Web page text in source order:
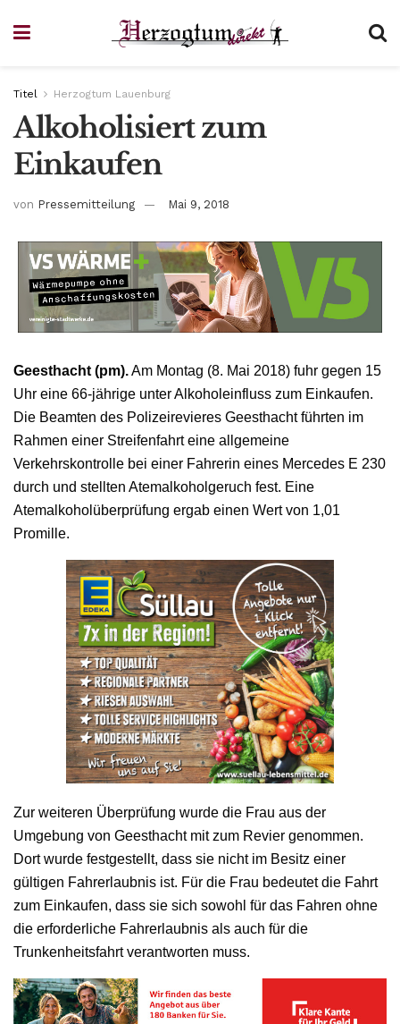
Titel Herzogtum Lauenburg
Alkoholisiert zum
Einkaufen
von Pressemitteilung Mai 9, 2018
Geesthacht (pm).Am Montag (8. Mai 2018) fuhr gegen 15
Uhr eine 66-jährige unter Alkoholeinfluss zum Einkaufen.
Die Beamten des Polizeirevieres Geesthacht führten im
Rahmen einer Streifenfahrt eine allgemeine
Verkehrskontrolle bei einer Fahrerin eines Mercedes E 230
durch und stellten Atemalkoholgeruch fest. Eine
Atemalkoholüberprüfung ergab einen Wert von 1,01
Promille.
Zur weiteren Überprüfung wurde die Frau aus der
Umgebung von Geesthacht mit zum Revier genommen.
Dort wurde festgestellt, dass sie nicht im Besitz einer
gültigen Fahrerlaubnis ist. Für die Frau bedeutet die Fahrt
zum Einkaufen, dass sie sich sowohl für das Fahren ohne
die erforderliche Fahrerlaubnis als auch für die
Trunkenheitsfahrt verantworten muss.